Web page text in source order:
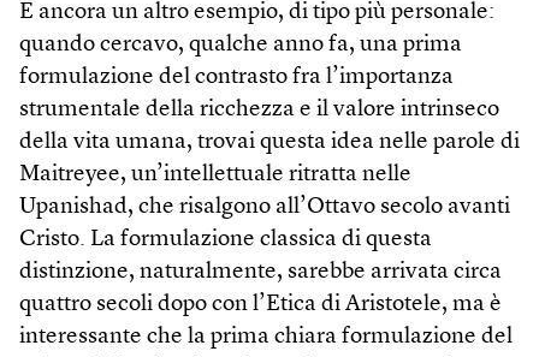
E ancora un altro esempio, di tipo più personale:
quando cercavo, qualche anno fa, una prima
formulazione del contrasto fra l’importanza
strumentale della ricchezza e il valore intrinseco
della vita umana, trovai questa idea nelle parole di
Maitreyee, un’intellettuale ritratta nelle
Upanishad, che risalgono all’Ottavo secolo avanti
Cristo. La formulazione classica di questa
distinzione, naturalmente, sarebbe arrivata circa
quattro secoli dopo con l’Etica di Aristotele, ma è
interessante che la prima chiara formulazione del